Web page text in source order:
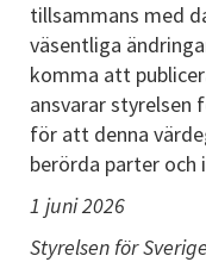
tillsammans med
väsentliga
komma att
ansvarar styrelsen
för att denna
berörda parter och
1 juni 2026
Styrelsen för